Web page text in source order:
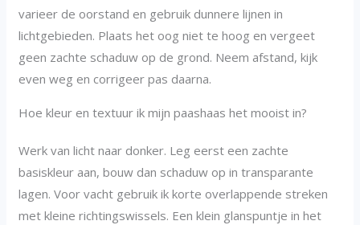
varieer de oorstand en gebruik dunnere lijnen in
lichtgebieden. Plaats het oog niet te hoog en vergeet
geen zachte schaduw op de grond. Neem afstand, kijk
even weg en corrigeer pas daarna.
Hoe kleur en textuur ik mijn paashaas het mooist in?
Werk van licht naar donker. Leg eerst een zachte
basiskleur aan, bouw dan schaduw op in transparante
lagen. Voor vacht gebruik ik korte overlappende streken
met kleine richtingswissels. Een klein glanspuntje in het